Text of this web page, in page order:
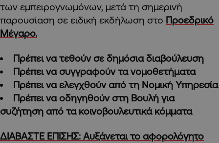
των εμπειρογνωμόνων, μετά τη σημερινή
παρουσίαση σε ειδική εκδήλωση στο Προεδρικό
Μέγαρο.
Πρέπει να τεθούν σε δημόσια διαβούλευση
Πρέπει να συγγραφούν τα νομοθετήματα
Πρέπει να ελεγχθούν από τη Νομική Υπηρεσία
Πρέπει να οδηγηθούν στη Βουλή για
συζήτηση από τα κοινοβουλευτικά κόμματα
ΔΙΑΒΑΣΤΕ ΕΠΙΣΗΣ: Αυξάνεται το αφορολόγητο